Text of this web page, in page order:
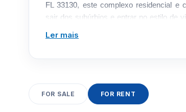
FL 33130, este complexo residencial e
sair dos subúrbios e entrar no estilo de
tudo. Se você deseja estar perto de
Brickell de casa; você pode nem
apartamentos, o Vue at Brickell oferece
Ler mais
FOR SALE FOR RENT